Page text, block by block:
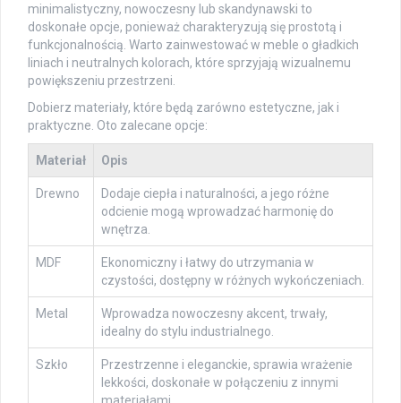
minimalistyczny, nowoczesny lub skandynawski to
doskonałe opcje, ponieważ charakteryzują się prostotą i
funkcjonalnością. Warto zainwestować w meble o gładkich
liniach i neutralnych kolorach, które sprzyjają wizualnemu
powiększeniu przestrzeni.
Dobierz materiały, które będą zarówno estetyczne, jak i
praktyczne. Oto zalecane opcje:
Materiał Opis
Drewno
Dodaje ciepła i naturalności, a jego różne
odcienie mogą wprowadzać harmonię do
wnętrza.
MDF
Ekonomiczny i łatwy do utrzymania w
czystości, dostępny w różnych wykończeniach.
Metal
Wprowadza nowoczesny akcent, trwały,
idealny do stylu industrialnego.
Szkło
Przestrzenne i eleganckie, sprawia wrażenie
lekkości, doskonałe w połączeniu z innymi
materiałami.